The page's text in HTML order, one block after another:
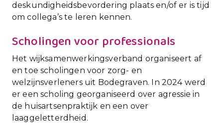
deskundigheidsbevordering plaats en/of er is tijd
om collega’s te leren kennen.
Scholingen voor professionals
Het wijksamenwerkingsverband organiseert af
en toe scholingen voor zorg- en
welzijnsverleners uit Bodegraven. In 2024 werd
er een scholing georganiseerd over agressie in
de huisartsenpraktijk en een over
laaggeletterdheid.